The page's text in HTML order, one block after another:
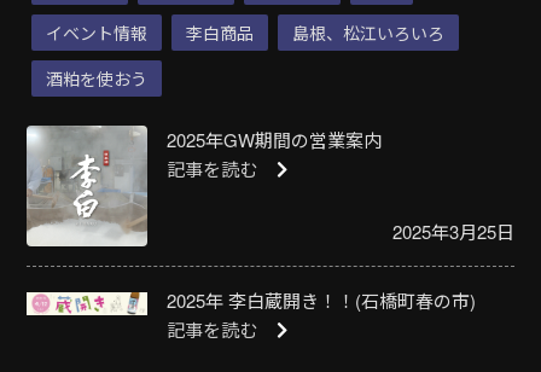
イベント情報
李白商品
島根、松江いろいろ
酒粕を使おう
2025年GW期間の営業案内
記事を読む
2025年3月25日
2025年 李白蔵開き！！(石橋町春の市)
記事を読む